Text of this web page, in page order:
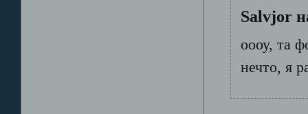
Salvjor
оооу, та
нечто, я